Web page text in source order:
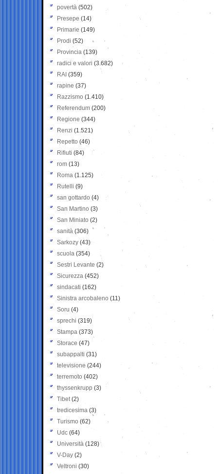
povertà (502)
Presepe (14)
Primarie (149)
Prodi (52)
Provincia (139)
radici e valori (3.682)
RAI (359)
rapine (37)
Razzismo (1.410)
Referendum (200)
Regione (344)
Renzi (1.521)
Repetto (46)
Rifiuti (84)
rom (13)
Roma (1.125)
Rutelli (9)
san gottardo (4)
San Martino (3)
San Miniato (2)
sanità (306)
Sarkozy (43)
scuola (354)
Sestri Levante (2)
Sicurezza (452)
sindacati (162)
Sinistra arcobaleno (11)
Soru (4)
sprechi (319)
Stampa (373)
Storace (47)
subappalti (31)
televisione(244)
terremoto (402)
thyssenkrupp (3)
Tibet(2)
tredicesima (3)
Turismo (62)
Udc (64)
Università (128)
V-Day (2)
Veltroni (30)